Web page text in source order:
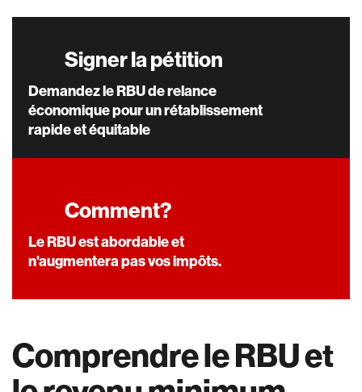
Signer la pétition
Demandez le RBU de relance
économique pour un rétablissement
rapide et équitable
Comment?
Le RBU est abordable et
n'augmentera pas vos impôts.
Comprendre le RBU et